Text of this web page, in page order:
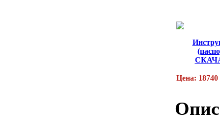
Цена: 18740